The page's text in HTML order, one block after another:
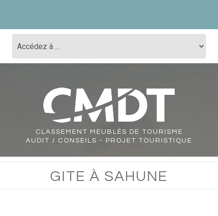
CLASSEMENT
MEUBLÉS DE TOURISME
AUDIT / CONSEILS - PROJET TOURISTIQUE
GITE À SAHUNE